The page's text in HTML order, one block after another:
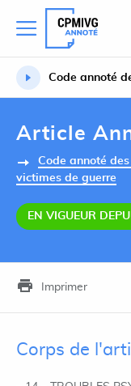
Code annoté
Article
Code annoté
victimes de guerre
EN VIGUEUR
Imprimer
Corps de